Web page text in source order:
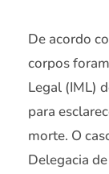
De acordo
corpos
Legal (IML)
para
morte. O
Delegacia